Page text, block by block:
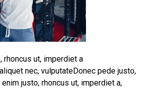
rhoncus ut, imperdiet a
nec, vulputateDonec pede justo,
enim justo, rhoncus ut, imperdiet a,